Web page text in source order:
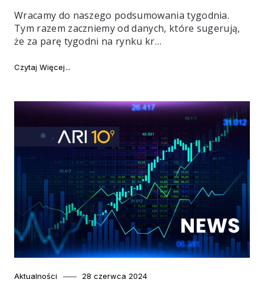
Wracamy do naszego podsumowania tygodnia.
Tym razem zaczniemy od danych, które sugerują,
że za parę tygodni na rynku kr…
Czytaj Więcej
Category
Aktualności
Posted
28 czerwca 2024